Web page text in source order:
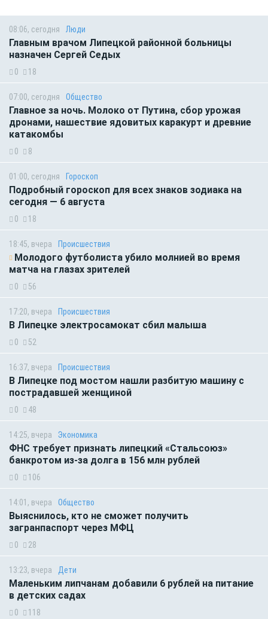
08:06, сегодня Люди
Главным врачом Липецкой районной больницы
назначен Сергей Седых
0 18
07:00, сегодня Общество
Главное за ночь. Молоко от Путина, сбор урожая
дронами, нашествие ядовитых каракурт и древние
катакомбы
0 8
01:00, сегодня Гороскоп
Подробный гороскоп для всех знаков зодиака на
сегодня — 6 августа
0 18
18:45, вчера Происшествия
Молодого футболиста убило молнией во время
матча на глазах зрителей
0 56
17:20, вчера Происшествия
В Липецке электросамокат сбил малыша
0 52
16:37, вчера Происшествия
В Липецке под мостом нашли разбитую машину с
пострадавшей женщиной
0 48
14:25, вчера Экономика
ФНС требует признать липецкий «Стальсоюз»
банкротом из-за долга в 156 млн рублей
0 106
14:01, вчера Общество
Выяснилось, кто не сможет получить
загранпаспорт через МФЦ
0 28
13:23, вчера Дети
Маленьким липчанам добавили 6 рублей на питание
в детских садах
0 118